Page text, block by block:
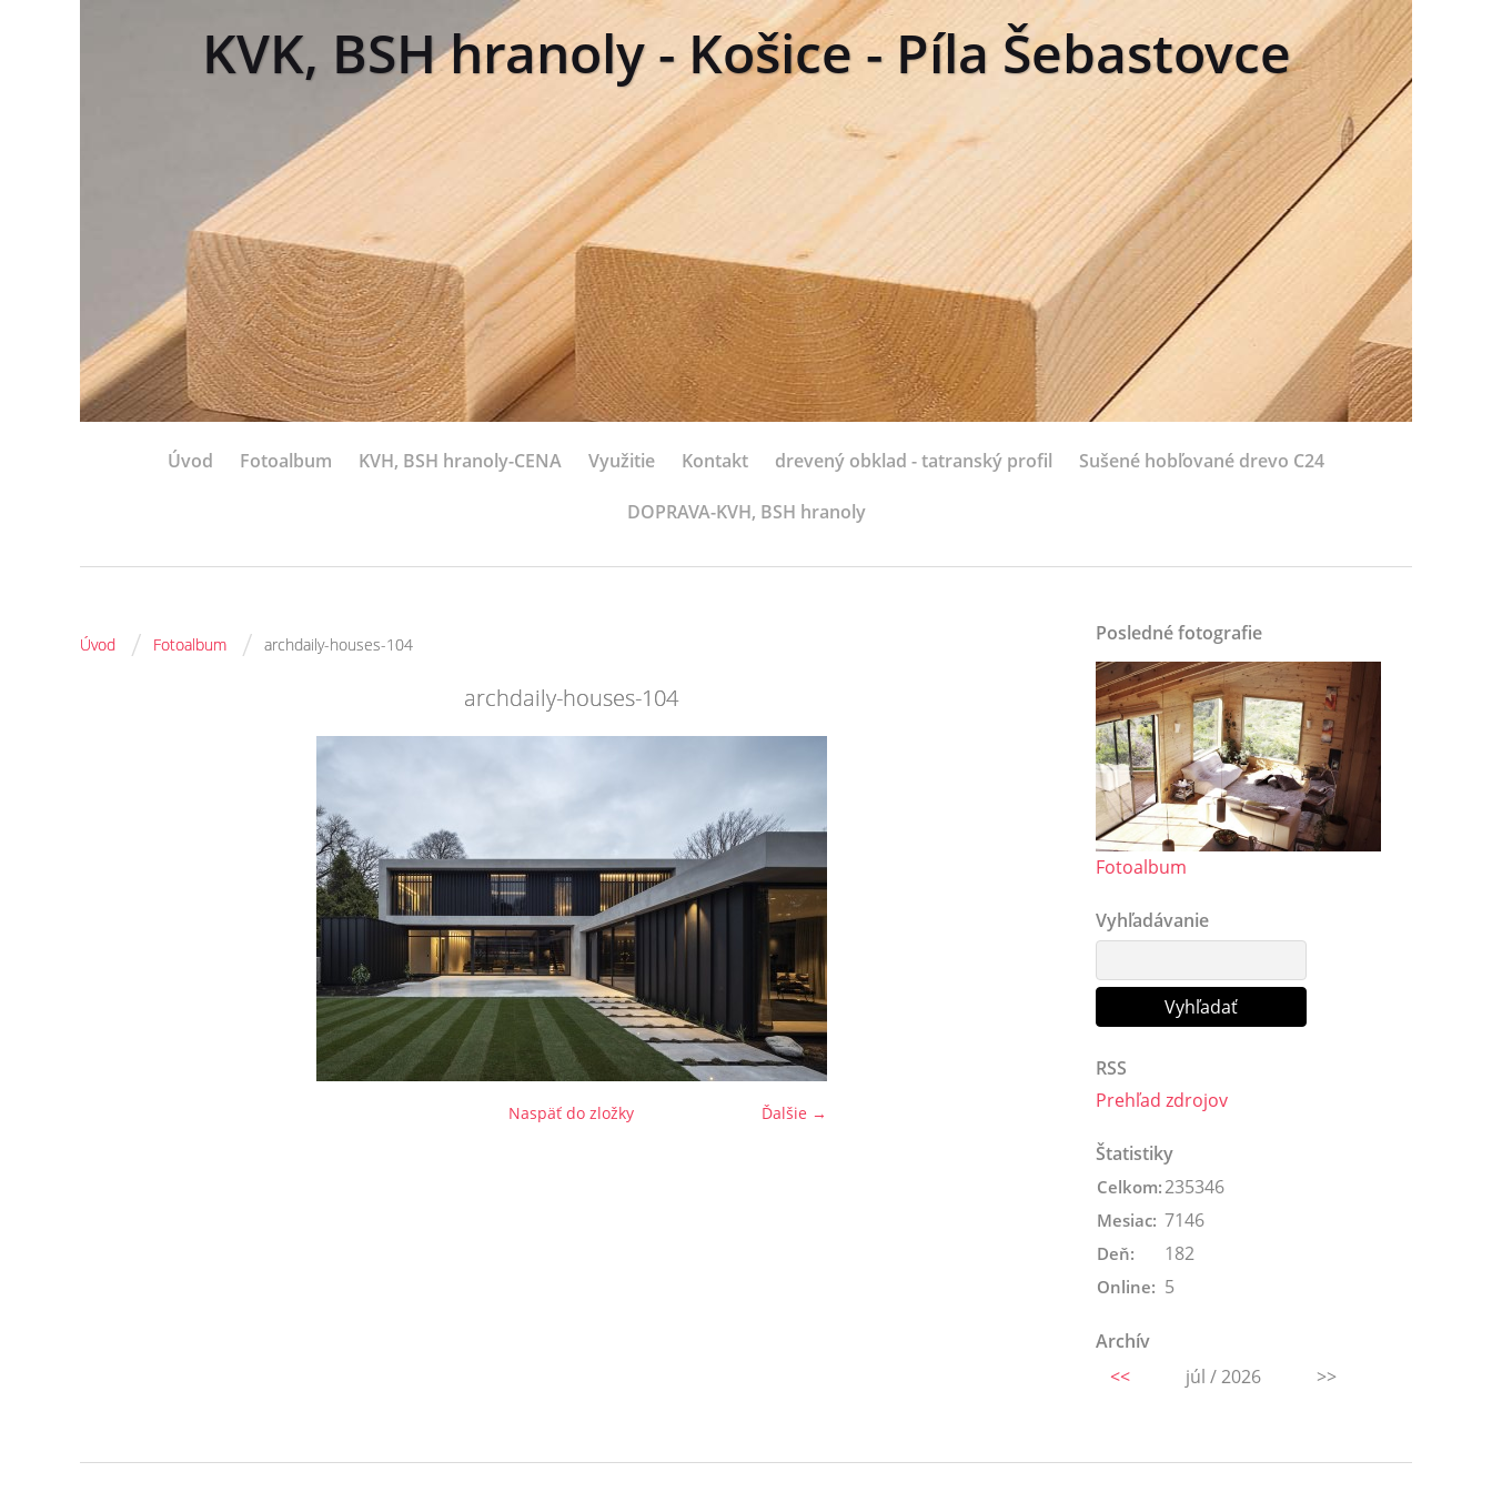
KVK, BSH hranoly - Košice - Píla Šebastovce
Úvod Fotoalbum KVH, BSH hranoly-CENA Využitie Kontakt drevený obklad - tatranský profil Sušené hobľované drevo C24
DOPRAVA-KVH, BSH hranoly
Úvod / Fotoalbum / archdaily-houses-104
archdaily-houses-104
Ďalšie →
Naspäť do zložky
Posledné fotografie
Fotoalbum
Vyhľadávanie
RSS
Prehľad zdrojov
Štatistiky
Online: 5
Celkom:235346
Mesiac: 7146
Deň: 182
Archív
<<
júl / 2026 >>